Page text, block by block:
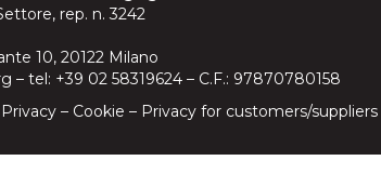
rep. n. 3242
10, 20122 Milano
– tel: +39 02 58319624 – C.F.: 97870780158
Privacy – Cookie – Privacy for customers/suppliers